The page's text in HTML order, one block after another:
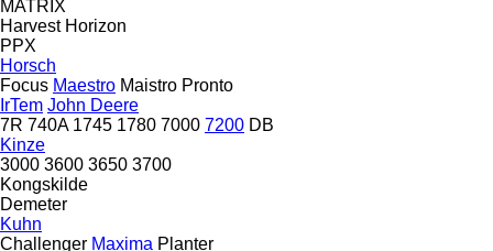
MATRIX
Harvest Horizon
PPX
Horsch
Focus Maestro Maistro Pronto
IrTem John Deere
7R 740A 1745 1780 7000 7200 DB
Kinze
3000 3600 3650 3700
Kongskilde
Demeter
Kuhn
Challenger Maxima Planter